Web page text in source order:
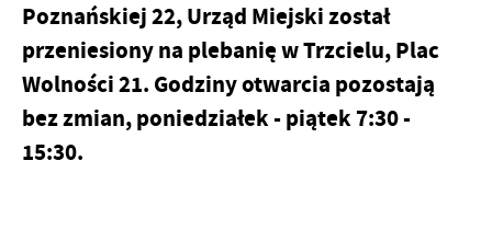
Poznańskiej 22, Urząd Miejski został
przeniesiony na plebanię w Trzcielu, Plac
Wolności 21. Godziny otwarcia pozostają
bez zmian, poniedziałek - piątek 7:30 -
15:30.